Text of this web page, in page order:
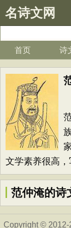
名诗文网
首页 诗
文学素养很高，
范仲淹的诗
Copyright © 2012-